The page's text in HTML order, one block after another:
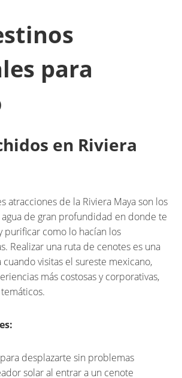
para
en Riviera
atracciones de la Riviera Maya son los
de gran profundidad en donde te
purificar como lo hacían los
Realizar una ruta de cenotes es una
visitas el sureste mexicano,
más costosas y corporativas,
desplazarte sin problemas
solar al entrar a un cenote